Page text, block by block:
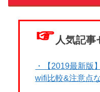
☞ 人気記事
・【2019最新版
wifi比較&注意点